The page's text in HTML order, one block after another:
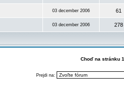
03 december 2006 61
03 december 2006 278
Choď na stránku 1
Prejdi na: